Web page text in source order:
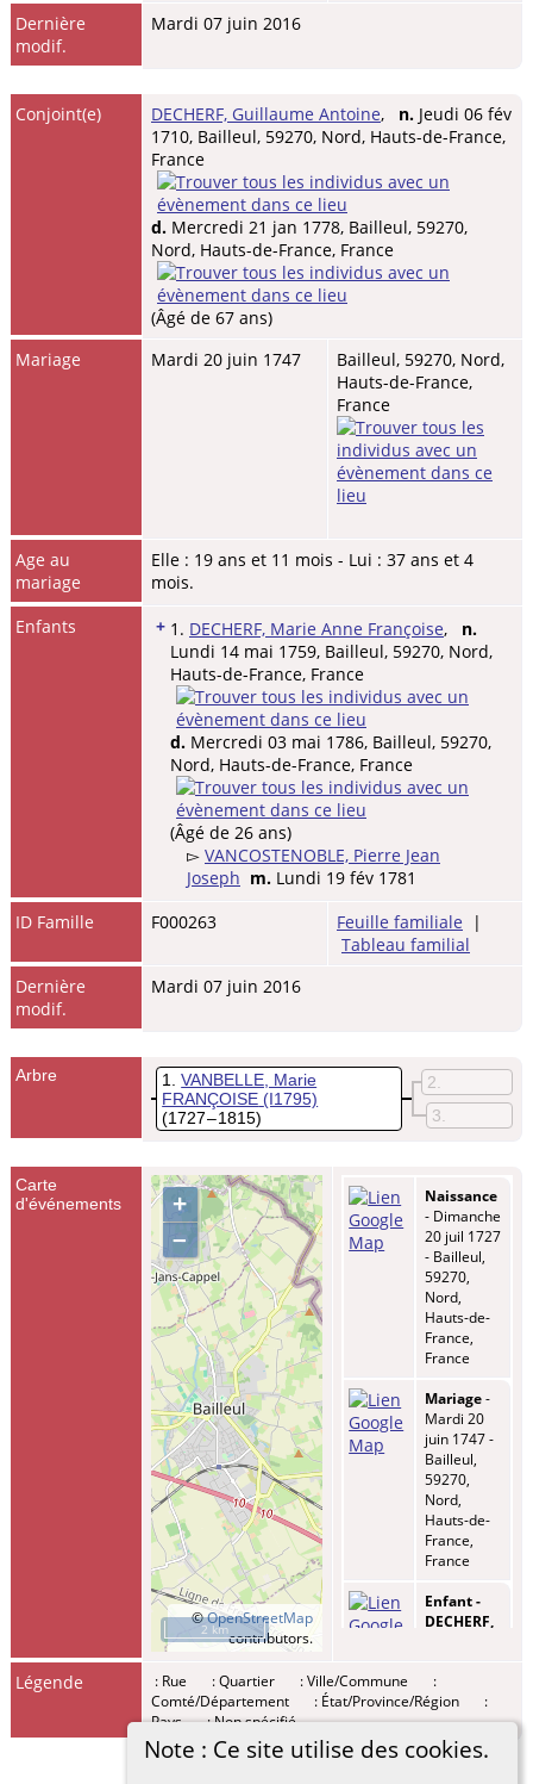
Note : Ce site utilise des cookies.
Dernière
modif.
Mardi 07 juin 2016
Conjoint(e) DECHERF, Guillaume Antoine, n. Jeudi 06 fév
1710, Bailleul, 59270, Nord, Hauts-de-France,
France
d. Mercredi 21 jan 1778, Bailleul, 59270,
Nord, Hauts-de-France, France
(Âgé de 67 ans)
Mariage
Mardi 20 juin 1747
Bailleul, 59270, Nord,
Hauts-de-France,
France
Age au
mariage
Elle : 19 ans et 11 mois - Lui : 37 ans et 4
mois.
Enfants
+ 1. DECHERF, Marie Anne Françoise, n.
Lundi 14 mai 1759, Bailleul, 59270, Nord,
Hauts-de-France, France
d. Mercredi 03 mai 1786, Bailleul, 59270,
Nord, Hauts-de-France, France
(Âgé de 26 ans)
▻ VANCOSTENOBLE, Pierre Jean
Joseph m. Lundi 19 fév 1781
ID Famille
F000263 Feuille familiale |
Tableau familial
Dernière
modif.
Mardi 07 juin 2016
Arbre 1
VANBELLE, Marie
FRANÇOISE (I1795)
(1727 – 1815)
2
3
Carte
d'événements
+
–
©OpenStreetMap
contributors.
2 km
Naissance
- Dimanche
20 juil 1727
- Bailleul,
59270,
Nord,
Hauts-de-
France,
France
Mariage-
Mardi 20
juin 1747 -
Bailleul,
59270,
Nord,
Hauts-de-
France,
France
Enfant -
DECHERF,
Françoise
Lundi 14
mai 1759 -
Bailleul,
59270,
Légende : Rue : Quartier : Ville/Commune
:
Comté/Département
: État/Province/Région
:
Pays: Non spécifié